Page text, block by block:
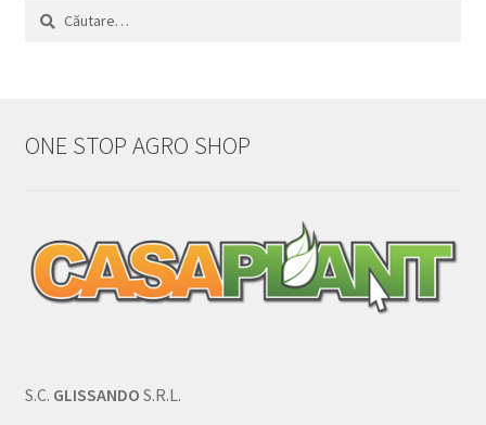
Caută
ONE STOP AGRO SHOP
S.C. GLISSANDO S.R.L.